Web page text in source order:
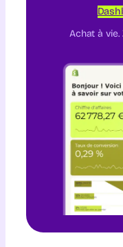
Achat à